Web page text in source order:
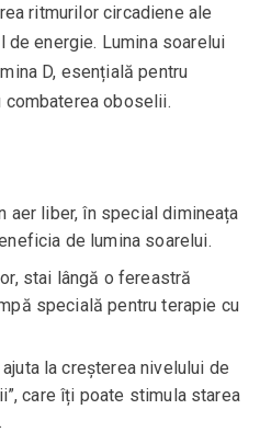
ritmurilor circadiene ale
de energie. Lumina soarelui
D, esențială pentru
combaterea oboselii.
aer liber, în special dimineața
de lumina soarelui.
stai lângă o fereastră
specială pentru terapie cu
la creșterea nivelului de
care îți poate stimula starea